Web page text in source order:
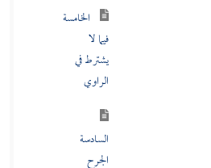
فيما لا
يشترط في
الراوي
السادسة
الجرح
والتعديل